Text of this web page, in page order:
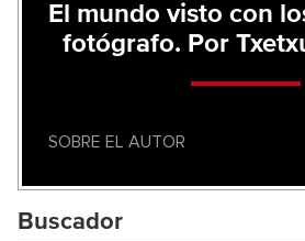
El mundo visto con
fotógrafo. Por
SOBRE EL AUTOR
Buscador